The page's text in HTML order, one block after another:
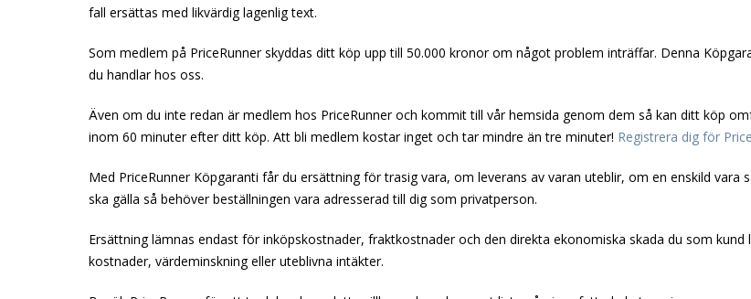
fall ersättas med likvärdig lagenlig text.
Som medlem på PriceRunner skyddas ditt köp upp till 50.000 kronor om något problem inträffar. Denna
du handlar hos oss.
Även om du inte redan är medlem hos PriceRunner och kommit till vår hemsida genom dem så kan ditt köp
inom 60 minuter efter ditt köp. Att bli medlem kostar inget och tar mindre än tre minuter! Registrera dig för
Med PriceRunner Köpgaranti får du ersättning för trasig vara, om leverans av varan uteblir, om en enskild
ska gälla så behöver beställningen vara adresserad till dig som privatperson.
Ersättning lämnas endast för inköpskostnader, fraktkostnader och den direkta ekonomiska skada du som
kostnader, värdeminskning eller uteblivna intäkter.